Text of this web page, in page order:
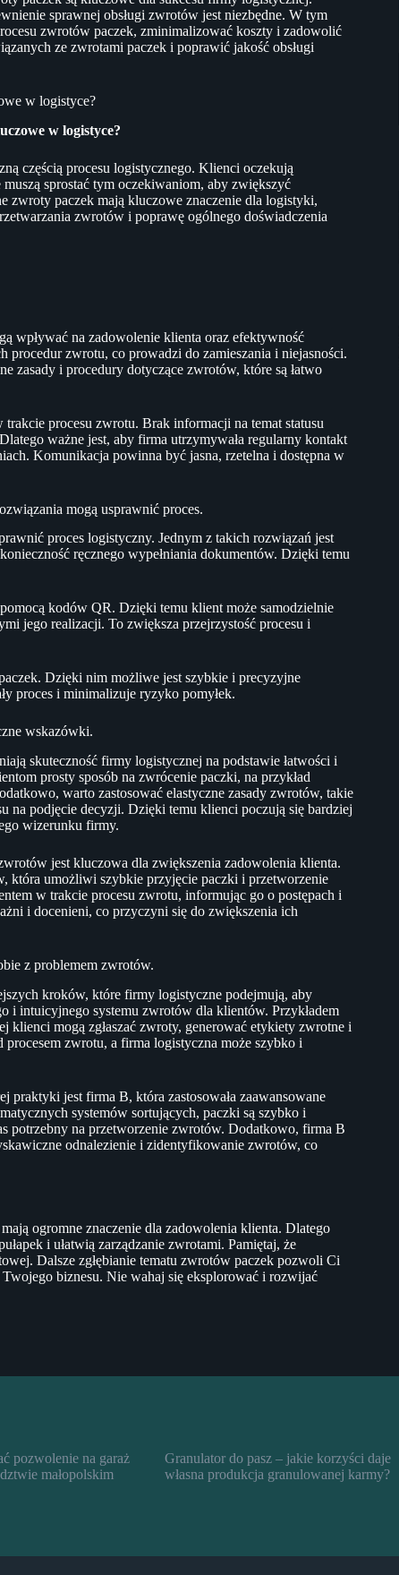
sprawnej obsługi zwrotów jest niezbędne. W tym
zwrotów paczek, zminimalizować koszty i zadowolić
ze zwrotami paczek i poprawić jakość obsługi
w logistyce?
w logistyce?
częścią procesu logistycznego. Klienci oczekują
sprostać tym oczekiwaniom, aby zwiększyć
paczek mają kluczowe znaczenie dla logistyki,
zwrotów i poprawę ogólnego doświadczenia
wpływać na zadowolenie klienta oraz efektywność
procedur zwrotu, co prowadzi do zamieszania i niejasności.
zasady i procedury dotyczące zwrotów, które są łatwo
procesu zwrotu. Brak informacji na temat statusu
ważne jest, aby firma utrzymywała regularny kontakt
Komunikacja powinna być jasna, rzetelna i dostępna w
mogą usprawnić proces.
proces logistyczny. Jednym z takich rozwiązań jest
ręcznego wypełniania dokumentów. Dzięki temu
kodów QR. Dzięki temu klient może samodzielnie
jego realizacji. To zwiększa przejrzystość procesu i
Dzięki nim możliwe jest szybkie i precyzyjne
proces i minimalizuje ryzyko pomyłek.
wskazówki.
skuteczność firmy logistycznej na podstawie łatwości i
prosty sposób na zwrócenie paczki, na przykład
warto zastosować elastyczne zasady zwrotów, takie
na podjęcie decyzji. Dzięki temu klienci poczują się bardziej
wizerunku firmy.
jest kluczowa dla zwiększenia zadowolenia klienta.
która umożliwi szybkie przyjęcie paczki i przetworzenie
w trakcie procesu zwrotu, informując go o postępach i
i docenieni, co przyczyni się do zwiększenia ich
z problemem zwrotów.
kroków, które firmy logistyczne podejmują, aby
i intuicyjnego systemu zwrotów dla klientów. Przykładem
klienci mogą zgłaszać zwroty, generować etykiety zwrotne i
zwrotu, a firma logistyczna może szybko i
praktyki jest firma B, która zastosowała zaawansowane
systemów sortujących, paczki są szybko i
potrzebny na przetworzenie zwrotów. Dodatkowo, firma B
odnalezienie i zidentyfikowanie zwrotów, co
ogromne znaczenie dla zadowolenia klienta. Dlatego
i ułatwią zarządzanie zwrotami. Pamiętaj, że
Dalsze zgłębianie tematu zwrotów paczek pozwoli Ci
biznesu. Nie wahaj się eksplorować i rozwijać
pozwolenie na garaż
małopolskim
Granulator do pasz – jakie korzyści daje
własna produkcja granulowanej karmy?